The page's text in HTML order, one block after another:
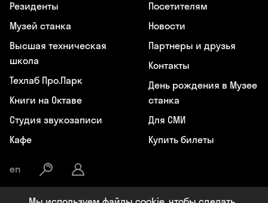
Резиденты
Музей станка
Высшая техническая
школа
Техлаб Про.Парк
Книги на Октаве
Студия звукозаписи
Кафе
Посетителям
Новости
Партнеры и друзья
Контакты
День рождения в Музее
станка
Для СМИ
Купить билеты
en